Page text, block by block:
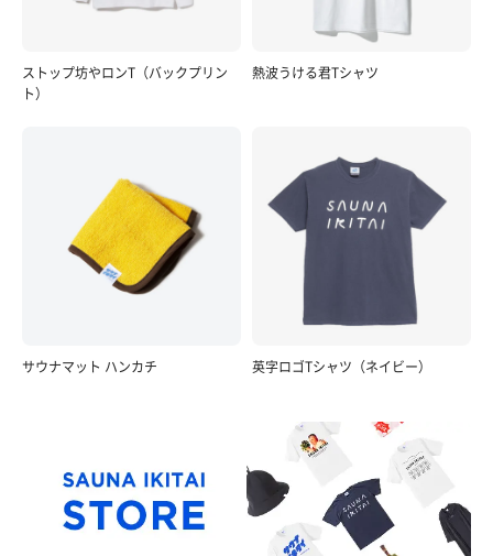
ストップ坊やロンT（バックプリン
ト）
熱波うける君Tシャツ
サウナマット ハンカチ 英字ロゴTシャツ（ネイビー）